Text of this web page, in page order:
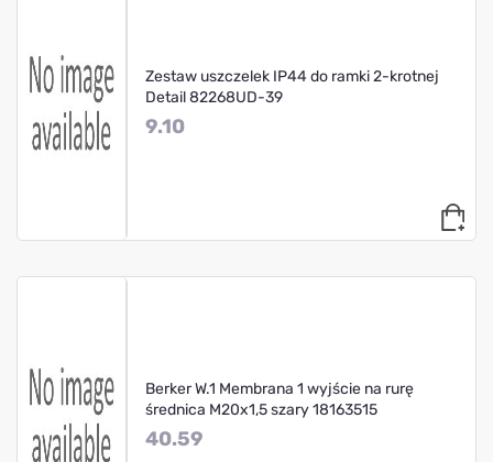
Zestaw uszczelek IP44 do ramki 2-krotnej
Detail 82268UD-39
9.10
Berker W.1 Membrana 1 wyjście na rurę
średnica M20x1,5 szary 18163515
40.59